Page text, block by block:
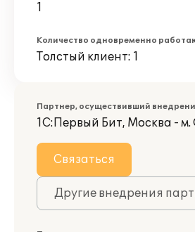
1
Количество одновременно
Толстый клиент: 1
Партнер, осуществивший
1С:Первый Бит, Москва -
Связаться
Другие внедрения